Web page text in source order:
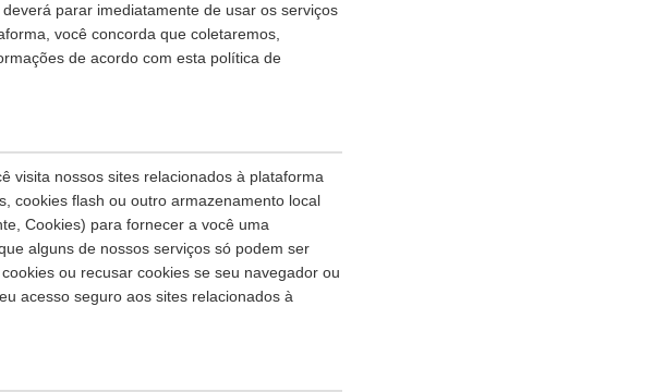
parar imediatamente de usar os serviços
você concorda que coletaremos,
de acordo com esta política de
visita nossos sites relacionados à plataforma
cookies flash ou outro armazenamento local
Cookies) para fornecer a você uma
alguns de nossos serviços só podem ser
ou recusar cookies se seu navegador ou
acesso seguro aos sites relacionados à